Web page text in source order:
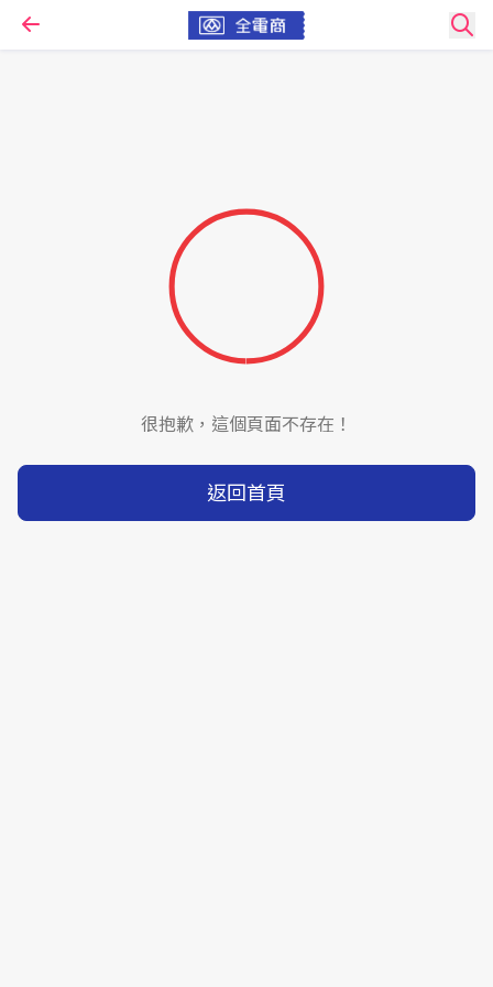
很抱歉，這個頁面不存在！
返回首頁